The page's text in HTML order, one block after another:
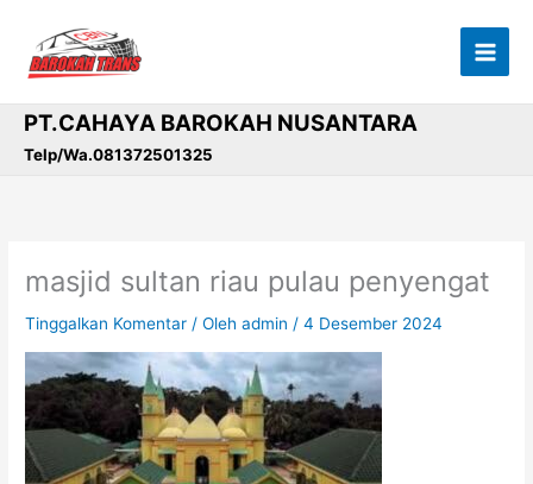
konten
PT.CAHAYA BAROKAH NUSANTARA
Telp/Wa.081372501325
masjid sultan riau pulau penyengat
Tinggalkan Komentar / Olehadmin /4 Desember 2024